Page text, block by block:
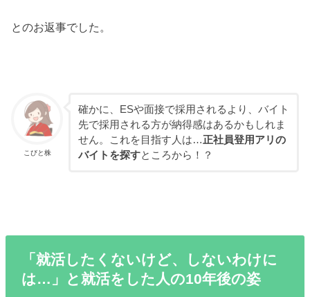
とのお返事でした。
こびと株
確かに、ESや面接で採用されるより、バイト
先で採用される方が納得感はあるかもしれま
せん。これを目指す人は…正社員登用アリの
バイトを探すところから！？
「就活したくないけど、しないわけに
は…」と就活をした人の10年後の姿